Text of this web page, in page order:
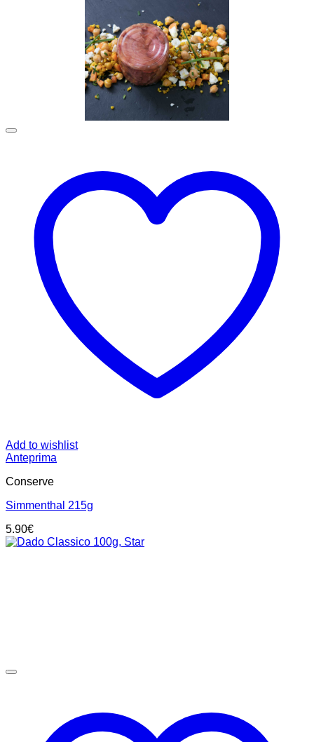
Add to wishlist
Anteprima
Conserve
Simmenthal 215g
5.90€